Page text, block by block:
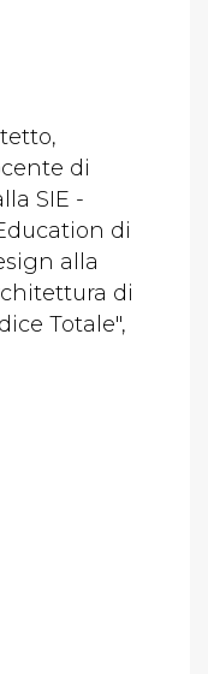
di
SIE -
di
alla
di
Totale",